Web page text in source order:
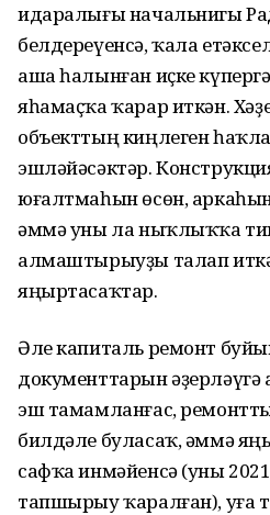
идаралығы начальнигы
белдереүенсә, ҡала
аша һалынған иҫке
яһамаҫҡа ҡарар иткән.
объекттың киңлеген
эшләйәсәктәр.
юғалтмаһын өсөн,
әммә уны ла ныҡлыҡҡа
алмаштырыуҙы талап
яңыртасаҡтар.
Әле капиталь ремонт
документтарын әҙерләүгә
эш тамамланғас,
билдәле буласаҡ, әммә
сафҡа инмәйенсә (уны
тапшырыу ҡаралған), уға